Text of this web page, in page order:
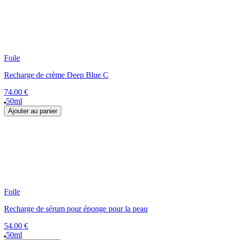
Foile
Recharge de crème Deep Blue C
74.00 €
50ml
Ajouter au panier
Foile
Recharge de sérum pour éponge pour la peau
54.00 €
50ml